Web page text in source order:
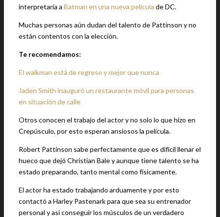
interpretaría a Batman en una nueva película de DC.
Muchas personas aún dudan del talento de Pattinson y no
están contentos con la elección.
Te recomendamos:
El walkman está de regreso y mejor que nunca
Jaden Smith inauguró un restaurante móvil para personas
en situación de calle
Otros conocen el trabajo del actor y no solo lo que hizo en
Crepúsculo, por esto esperan ansiosos la película.
Robert Pattinson sabe perfectamente que es difícil llenar el
hueco que dejó Christian Bale y aunque tiene talento se ha
estado preparando, tanto mental como físicamente.
El actor ha estado trabajando arduamente y por esto
contactó a Harley Pastenark para que sea su entrenador
personal y así conseguir los músculos de un verdadero